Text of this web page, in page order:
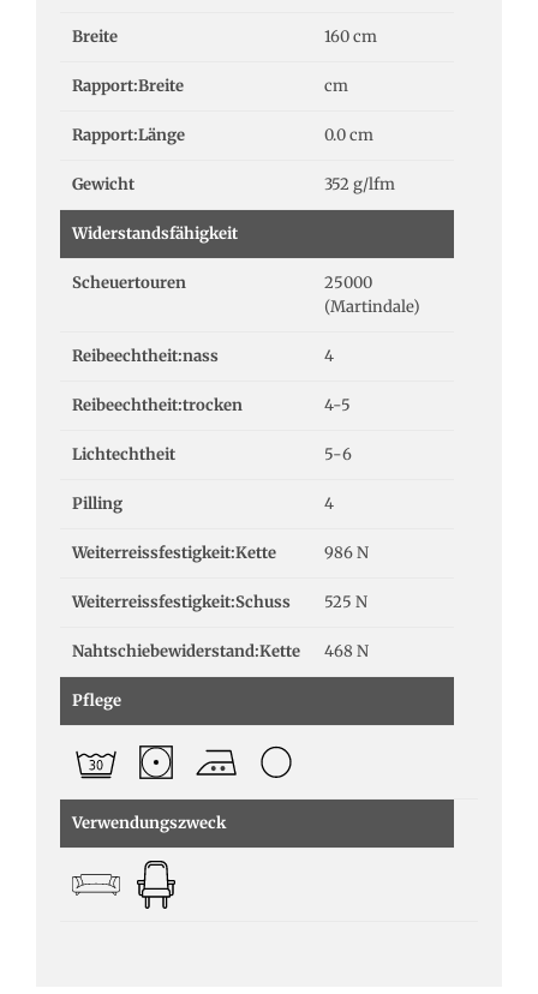
Breite 160 cm
Rapport:Breite cm
Rapport:Länge 0.0 cm
Gewicht 352 g/lfm
Widerstandsfähigkeit
Scheuertouren
25000
(Martindale)
Reibeechtheit:nass 4
Reibeechtheit:trocken 4-5
Lichtechtheit 5-6
Pilling 4
Weiterreissfestigkeit:Kette 986 N
Weiterreissfestigkeit:Schuss 525 N
Nahtschiebewiderstand:Kette 468 N
Pflege
Verwendungszweck